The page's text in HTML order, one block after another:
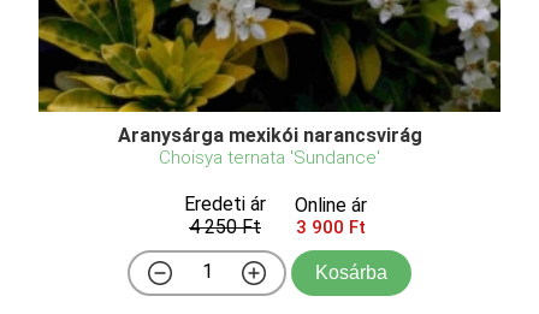
Aranysárga mexikói narancsvirág
Choisya ternata 'Sundance'
Eredeti ár
4 250 Ft
Online ár
3 900 Ft
Kosárba